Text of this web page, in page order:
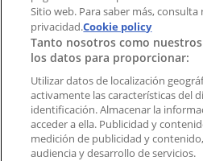
Marcas locales
Negocios
Negocios cercanos
Productos
Productos locales
Ciudades
Descargar la APP Tiendeo
Sitio web. Para saber más,
privacidad.Cookie policy
Tanto nosotros como
los datos para proporcionar:
Utilizar datos de localización
activamente las características del
identificación. Almacenar la
acceder a ella. Publicidad y
medición de publicidad y
audiencia y desarrollo de servicios.